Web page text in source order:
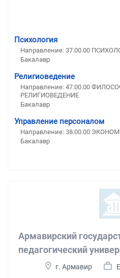
Психология
Направление: 37.00.00
Бакалавр
Религиоведение
Направление: 47.00.00
РЕЛИГИОВЕДЕНИЕ
Бакалавр
Управление персоналом
Направление: 38.00.00
Бакалавр
Армавирский
педагогический
г. Армавир